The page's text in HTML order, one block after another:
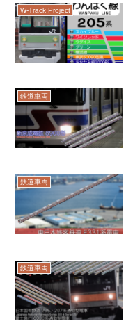
W-Track Project
鉄道車両
鉄道車両
鉄道車両